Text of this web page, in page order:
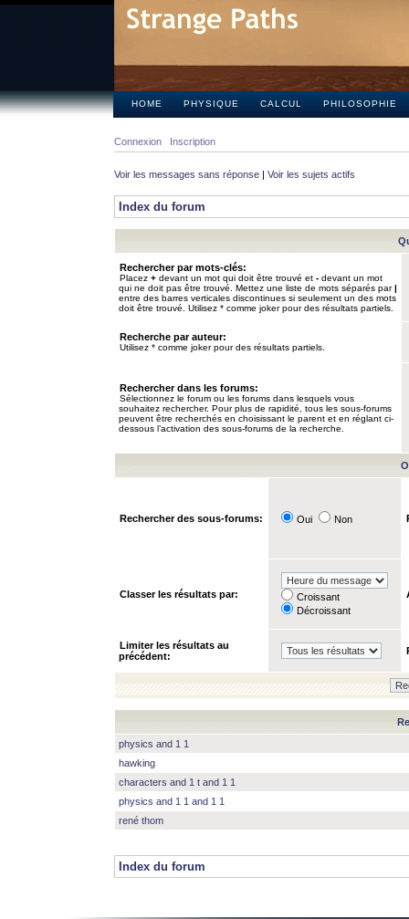
HOME PHYSIQUE CALCUL PHILOSOPHIE
Connexion Inscription
Voir les messages sans réponse | Voir les sujets actifs
Index du forum
Rechercher par mots-clés:
Placez + devant un mot qui doit être trouvé et - devant un mot
qui ne doit pas être trouvé. Mettez une liste de mots séparés par|
entre des barres verticales discontinues si seulement un des mots
doit être trouvé. Utilisez * comme joker pour des résultats partiels.
Recherche par auteur:
Utilisez * comme joker pour des résultats partiels.
Rechercher dans les forums:
Sélectionnez le forum ou les forums dans lesquels vous
souhaitez rechercher. Pour plus de rapidité, tous les sous-forums
peuvent être recherchés en choisissant le parent et en réglant ci-
dessous l’activation des sous-forums de la recherche.
Rechercher des sous-forums: Oui Non
Classer les résultats par:
Croissant
Décroissant
Limiter les résultats au
précédent:
physics and 1 1
hawking
characters and 1 t and 1 1
physics and 1 1 and 1 1
rené thom
Index du forum